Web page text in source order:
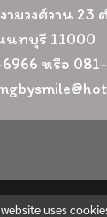
มวงศ์วาน 23
นทบุรี 11000
หรือ
uses